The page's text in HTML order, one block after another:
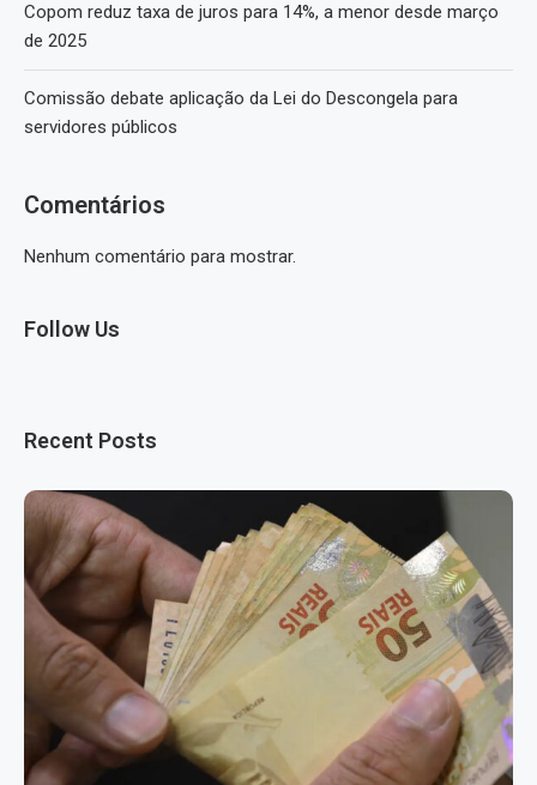
Copom reduz taxa de juros para 14%, a menor desde março
de 2025
Comissão debate aplicação da Lei do Descongela para
servidores públicos
Comentários
Nenhum comentário para mostrar.
Follow Us
Recent Posts